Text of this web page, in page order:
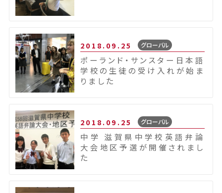
2018.09.25 グローバル
ポーランド・サンスター日本語
学校の生徒の受け入れが始ま
りました
2018.09.25 グローバル
中学 滋賀県中学校英語弁論
大会地区予選が開催されまし
た